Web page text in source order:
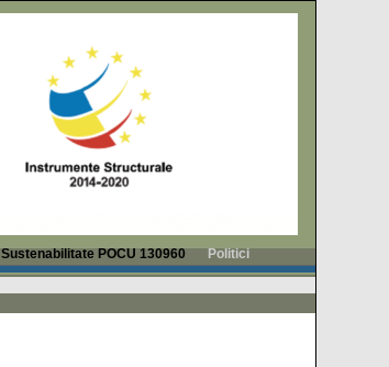
Sustenabilitate POCU 130960
Politici